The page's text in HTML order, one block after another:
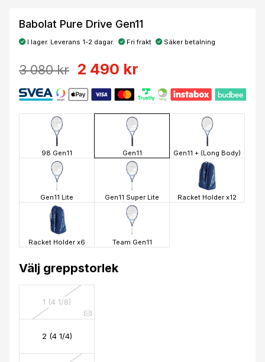
Babolat Pure Drive Gen11
I lager. Leverans 1-2 dagar. Fri frakt Säker betalning
3 080 kr 2 490 kr
98 Gen11 Gen11 Gen11 + (Long Body)
Gen11 Lite Gen11 Super Lite Racket Holder x12
Racket Holder x6 Team Gen11
Välj greppstorlek
1 (4 1/8)
2 (4 1/4)